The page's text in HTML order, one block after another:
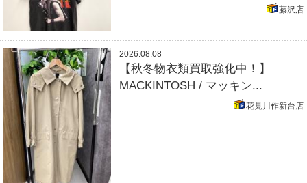
藤沢店
2026.08.08
【秋冬物衣類買取強化中！】
MACKINTOSH / マッキン...
花見川作新台店